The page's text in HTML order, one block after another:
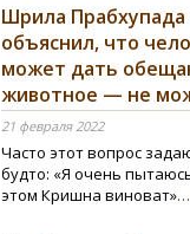
Шрила Прабхупада
объяснил, что
может дать
животное — не
21 февраля 2022
Часто этот вопрос
будто: «Я очень
этом Кришна виноват»